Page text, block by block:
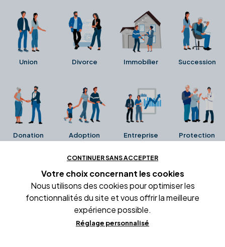
Union Divorce Immobilier Succession
Donation Adoption Entreprise Protection
Ces avis proviennent directement de la fiche Google
Business de l'office notarial. Ils n'ont ni été collectés ni
été vérifiés par Alexia.fr.
Conditions générales d'utilisation
CONTINUER SANS ACCEPTER
Votre choix concernant les cookies
Nous utilisons des cookies pour optimiser les
fonctionnalités du site et vous offrir la meilleure
expérience possible.
Réglage personnalisé